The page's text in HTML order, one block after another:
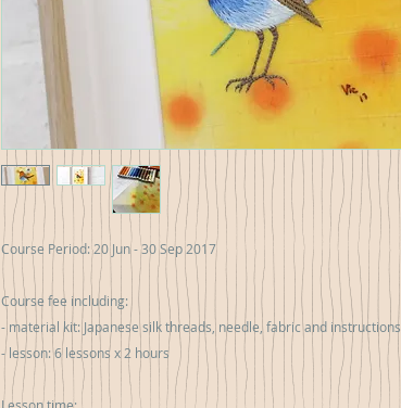
Course Period: 20 Jun - 30 Sep 2017
Course fee including:
- material kit: Japanese silk threads, needle, fabric and instructions
- lesson: 6 lessons x 2 hours